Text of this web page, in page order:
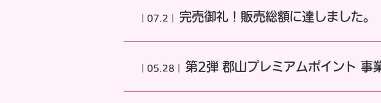
｜07.2｜ 完売御礼！販売総額に達しました。
｜05.28｜ 第2弾 郡山プレミアムポイント 事